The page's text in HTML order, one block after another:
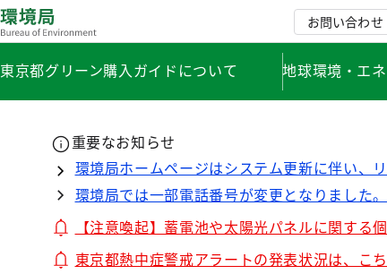
お問い合わせ
東京都グリーン購入ガイドについて 地球環境・エ
重要なお知らせ
環境局ホームページはシステム更新に伴い、
環境局では一部電話番号が変更となりました
【注意喚起】蓄電池や太陽光パネルに関する
東京都熱中症警戒アラートの発表状況は、こ